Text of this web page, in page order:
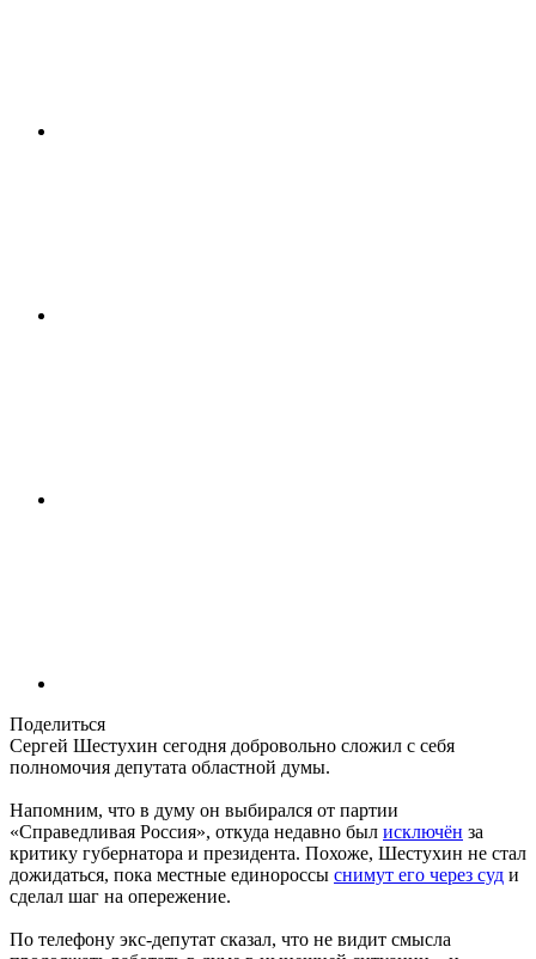
Поделиться
Сергей Шестухин сегодня добровольно сложил с себя
полномочия депутата областной думы.
Напомним, что в думу он выбирался от партии
«Справедливая Россия», откуда недавно был исключён за
критику губернатора и президента. Похоже, Шестухин не стал
дожидаться, пока местные единороссы снимут его через суд и
сделал шаг на опережение.
По телефону экс-депутат сказал, что не видит смысла